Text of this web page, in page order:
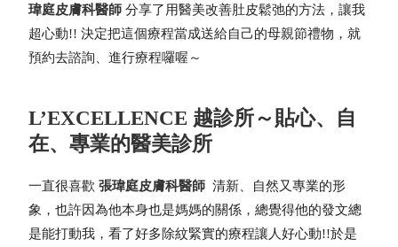
瑋庭皮膚科醫師 分享了用醫美改善肚皮鬆弛的方法，讓我
超心動!! 決定把這個療程當成送給自己的母親節禮物，就
預約去諮詢、進行療程囉喔～
L’EXCELLENCE 越診所～貼心、自
在、專業的醫美診所
一直很喜歡張瑋庭皮膚科醫師 清新、自然又專業的形
象，也許因為他本身也是媽媽的關係，總覺得他的發文總
是能打動我，看了好多除紋緊實的療程讓人好心動!!於是